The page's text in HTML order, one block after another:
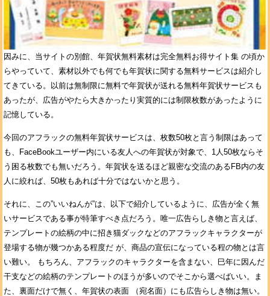
因みに、当サイトの別館、年賀状無料素材は完全無料お得サイト集 の頃か
らやっていて、素材以外でも何でも年賀状に関する無料サービスは紹介し
てきている。以前は無制限に無料で年賀状が送れる無料年賀状サービスも
あったが、広告がやたら大きかったり実質的には制限枚数があったように
記憶している。
今回のアフラックの無料年賀状サービスは、枚数50枚と言う制限はあって
も、FaceBookユーザー内にいる友人への年賀状が対象で、1人50枚ならそ
う困る枚数でも無いだろう。年賀状を送るほど親密な交流のあるFB内の友
人に絞れば、50枚もあれば十分ではないかと思う。
それに、この”いいねんが”は、以下で紹介しているように、広告が全く無
いサービスである事が特筆すべき点だろう。唯一広告らしき物と言えば、
テンプレートの絵柄の中に招き猫ダックなどのアフラックキャラクターが
登場する物が幾つかある程度だ が、商品の宣伝になっている程の物とは言
い難い。 もちろん、アフラックのキャラクターを含まない、巳年に因んだ
干支などの絵柄のテンプレートのほうが多いのでそこから選べばいい。ま
た、裏面だけで無く、年賀状の表面 （宛名面）にも広告らしき物は無い。